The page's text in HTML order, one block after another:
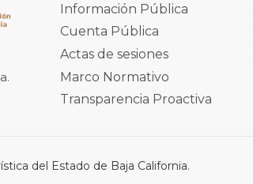
Información Pública
Cuenta Pública
Actas de sesiones
Marco Normativo
Transparencia Proactiva
del Estado de Baja California.